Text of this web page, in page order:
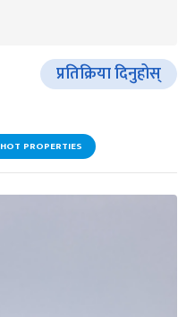
प्रतिक्रिया दिनुहोस्
HOT PROPERTIES